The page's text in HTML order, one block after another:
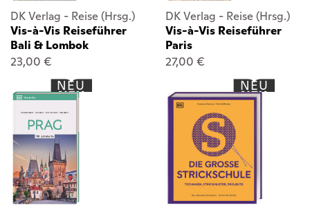
DK Verlag - Reise (Hrsg.)
Vis-à-Vis Reiseführer
Bali & Lombok
23,00 €
DK Verlag - Reise (Hrsg.)
Vis-à-Vis Reiseführer
Paris
27,00 €
NEU NEU